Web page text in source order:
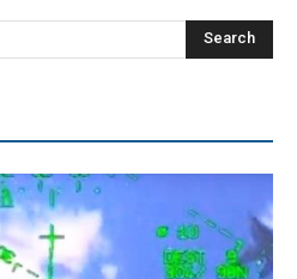
Search